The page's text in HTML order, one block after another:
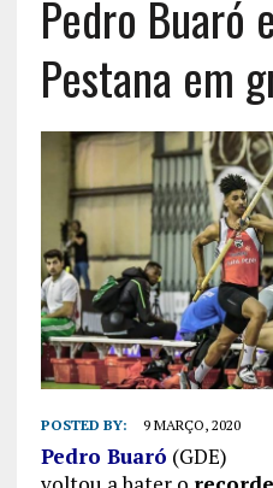
Pedro Buaró
Pestana em
POSTED BY: 9 MARÇO, 2020
Pedro Buaró (GDE)